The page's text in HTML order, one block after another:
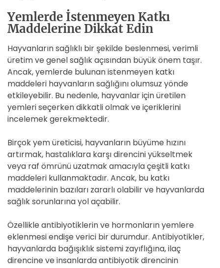
Yemlerde İstenmeyen Katkı
Maddelerine Dikkat Edin
Hayvanların sağlıklı bir şekilde beslenmesi, verimli
üretim ve genel sağlık açısından büyük önem taşır.
Ancak, yemlerde bulunan istenmeyen katkı
maddeleri hayvanların sağlığını olumsuz yönde
etkileyebilir. Bu nedenle, hayvanlar için üretilen
yemleri seçerken dikkatli olmak ve içeriklerini
incelemek gerekmektedir.
Birçok yem üreticisi, hayvanların büyüme hızını
artırmak, hastalıklara karşı direncini yükseltmek
veya raf ömrünü uzatmak amacıyla çeşitli katkı
maddeleri kullanmaktadır. Ancak, bu katkı
maddelerinin bazıları zararlı olabilir ve hayvanlarda
sağlık sorunlarına yol açabilir.
Özellikle antibiyotiklerin ve hormonların yemlere
eklenmesi endişe verici bir durumdur. Antibiyotikler,
hayvanlarda bağışıklık sistemi zayıflığına, ilaç
direncine ve insanlarda antibiyotik direncinin